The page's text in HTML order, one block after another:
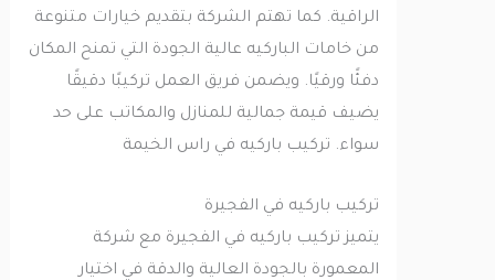
الراقية. كما تهتم الشركة بتقديم خيارات متنوعة
من خامات الباركيه عالية الجودة التي تمنح المكان
دفئًا ورقيًا. ويضمن فريق العمل تركيبًا دقيقًا
يضيف قيمة جمالية للمنازل والمكاتب على حد
سواء. تركيب باركيه في راس الخيمة
تركيب باركيه في الفجيرة
يتميز تركيب باركيه في الفجيرة مع شركة
المعمورة بالجودة العالية والدقة في اختيار